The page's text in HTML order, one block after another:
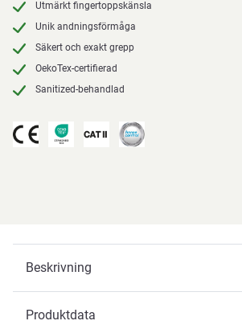
Utmärkt fingertoppskänsla
Unik andningsförmåga
Säkert och exakt grepp
OekoTex-certifierad
Sanitized-behandlad
Beskrivning
Produktdata